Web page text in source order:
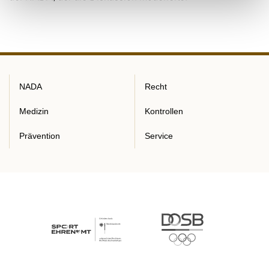
NADA Recht
Medizin Kontrollen
Prävention Service